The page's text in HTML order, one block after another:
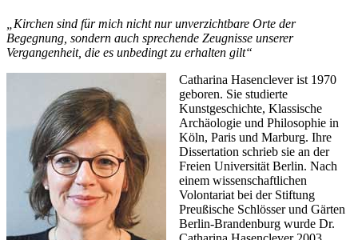
„Kirchen sind für mich nicht nur unverzichtbare Orte der
Begegnung, sondern auch sprechende Zeugnisse unserer
Vergangenheit, die es unbedingt zu erhalten gilt“
Catharina Hasenclever ist 1970
geboren. Sie studierte
Kunstgeschichte, Klassische
Archäologie und Philosophie in
Köln, Paris und Marburg. Ihre
Dissertation schrieb sie an der
Freien Universität Berlin. Nach
einem wissenschaftlichen
Volontariat bei der Stiftung
Preußische Schlösser und Gärten
Berlin-Brandenburg wurde Dr.